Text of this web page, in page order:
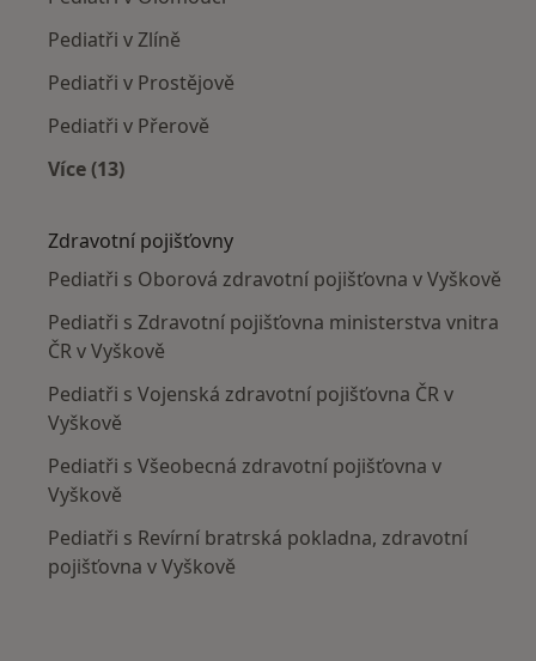
Pediatři v Zlíně
Pediatři v Prostějově
Pediatři v Přerově
Více (13)
Zdravotní pojišťovny
Pediatři s Oborová zdravotní pojišťovna v Vyškově
Pediatři s Zdravotní pojišťovna ministerstva vnitra
ČR v Vyškově
Pediatři s Vojenská zdravotní pojišťovna ČR v
Vyškově
Pediatři s Všeobecná zdravotní pojišťovna v
Vyškově
Pediatři s Revírní bratrská pokladna, zdravotní
pojišťovna v Vyškově